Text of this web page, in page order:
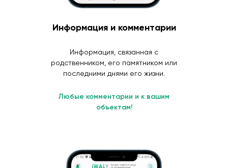
Информация и комментарии
Информация, связанная с
родственником, его памятником или
последними днями его жизни.
Любые комментарии и к вашим
объектам!